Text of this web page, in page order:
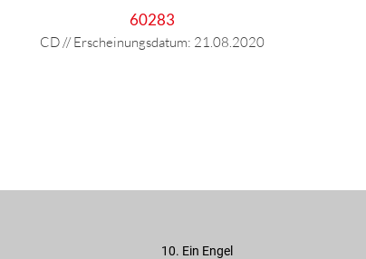
60283
CD // Erscheinungsdatum: 21.08.2020
10. Ein Engel